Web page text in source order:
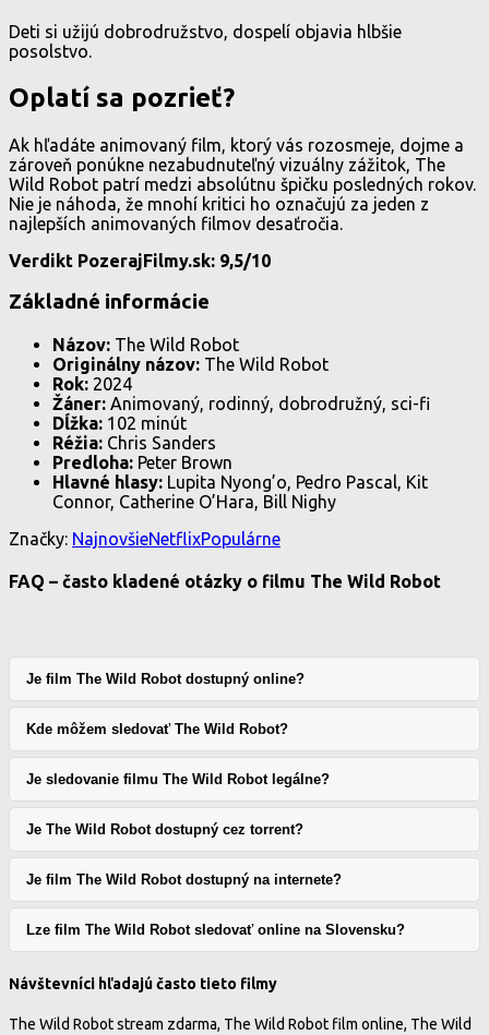
Deti si užijú dobrodružstvo, dospelí objavia hlbšie
posolstvo.
Oplatí sa pozrieť?
Ak hľadáte animovaný film, ktorý vás rozosmeje, dojme a
zároveň ponúkne nezabudnuteľný vizuálny zážitok, The
Wild Robot patrí medzi absolútnu špičku posledných rokov.
Nie je náhoda, že mnohí kritici ho označujú za jeden z
najlepších animovaných filmov desaťročia.
Verdikt PozerajFilmy.sk: 9,5/10
Základné informácie
Názov: The Wild Robot
Originálny názov: The Wild Robot
Rok: 2024
Žáner: Animovaný, rodinný, dobrodružný, sci-fi
Dĺžka: 102 minút
Réžia: Chris Sanders
Predloha: Peter Brown
Hlavné hlasy: Lupita Nyong’o, Pedro Pascal, Kit
Connor, Catherine O’Hara, Bill Nighy
Značky: NajnovšieNetflixPopulárne
FAQ – často kladené otázky o filmu The Wild Robot
Je film The Wild Robot dostupný online?
Kde môžem sledovať The Wild Robot?
Je sledovanie filmu The Wild Robot legálne?
Je The Wild Robot dostupný cez torrent?
Je film The Wild Robot dostupný na internete?
Lze film The Wild Robot sledovať online na Slovensku?
Návštevníci hľadajú často tieto filmy
The Wild Robot stream zdarma, The Wild Robot film online, The Wild